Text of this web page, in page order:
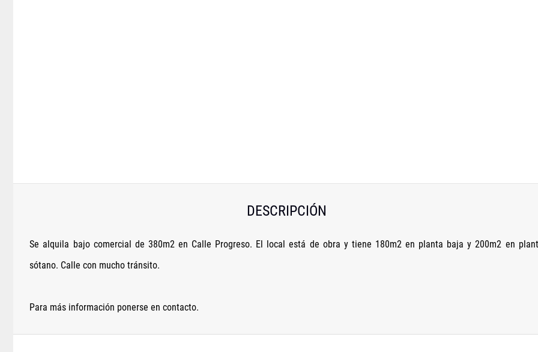
DESCRIPCIÓN
Se alquila bajo comercial de 380m2 en Calle Progreso. El local está de obra y tiene 180m2 en planta baja y 200m2 en
sótano. Calle con mucho tránsito.
Para más información ponerse en contacto.